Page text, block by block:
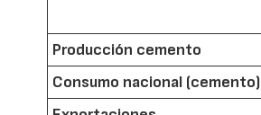
Producción cemento
Consumo nacional (cemento)